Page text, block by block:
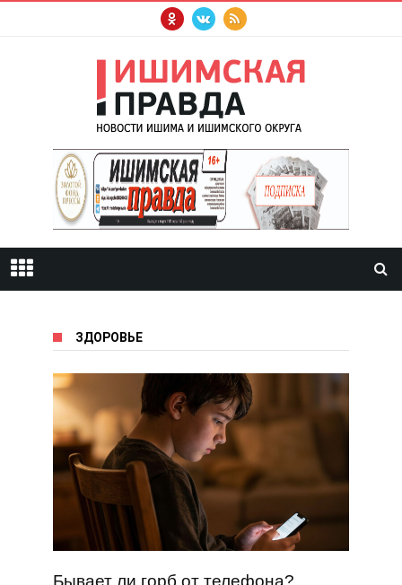
ЗДОРОВЬЕ
Бывает ли горб от телефона?